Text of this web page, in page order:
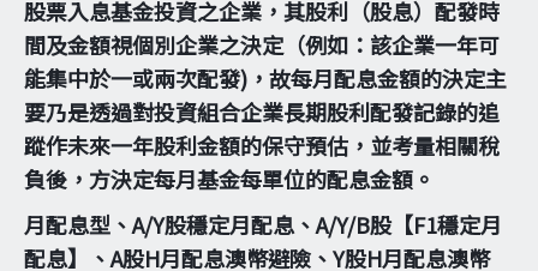
股票入息基金投資之企業，其股利（股息）配發時
間及金額視個別企業之決定（例如：該企業一年可
能集中於一或兩次配發)，故每月配息金額的決定主
要乃是透過對投資組合企業長期股利配發記錄的追
蹤作未來一年股利金額的保守預估，並考量相關稅
負後，方決定每月基金每單位的配息金額。
月配息型、A/Y股穩定月配息、A/Y/B股【F1穩定月
配息】、A股H月配息澳幣避險、Y股H月配息澳幣